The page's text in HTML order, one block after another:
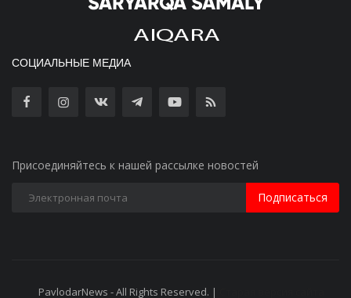
СОЦИАЛЬНЫЕ МЕДИА
Присоединяйтесь к нашей рассылке новостей
Подписаться
PavlodarNews - All Rights Reserved. |